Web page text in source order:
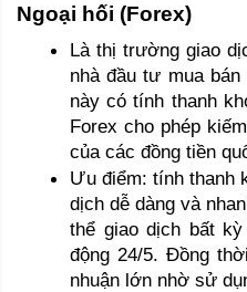
Ngoại hối (Forex)
Là thị trường giao
nhà đầu tư mua
này có tính thanh
Forex cho phép
của các đồng tiền
Ưu điểm: tính thanh
dịch dễ dàng và
thể giao dịch bất
động 24/5. Đồng
nhuận lớn nhờ sử